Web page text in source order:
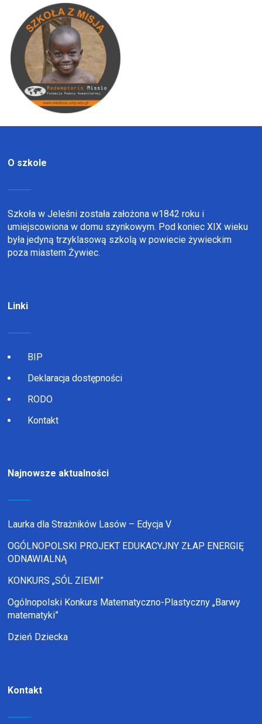
O szkole
Szkoła w Jeleśni została założona w1842 roku i
umiejscowiona w domu szynkowym. Pod koniec XIX wieku
była jedyną trzyklasową szkolą w powiecie żywieckim
poza miastem Żywiec.
Linki
BIP
Deklaracja dostępności
RODO
Kontakt
Najnowsze aktualności
Laurka dla Strażników Lasów – Edycja V
OGÓLNOPOLSKI PROJEKT EDUKACYJNY ZŁAP ENERGIĘ
ODNAWIALNĄ
KONKURS „SÓL ZIEMI”
Ogólnopolski Konkurs Matematyczno-Plastyczny „Barwy
matematyki”
Dzień Dziecka
Kontakt